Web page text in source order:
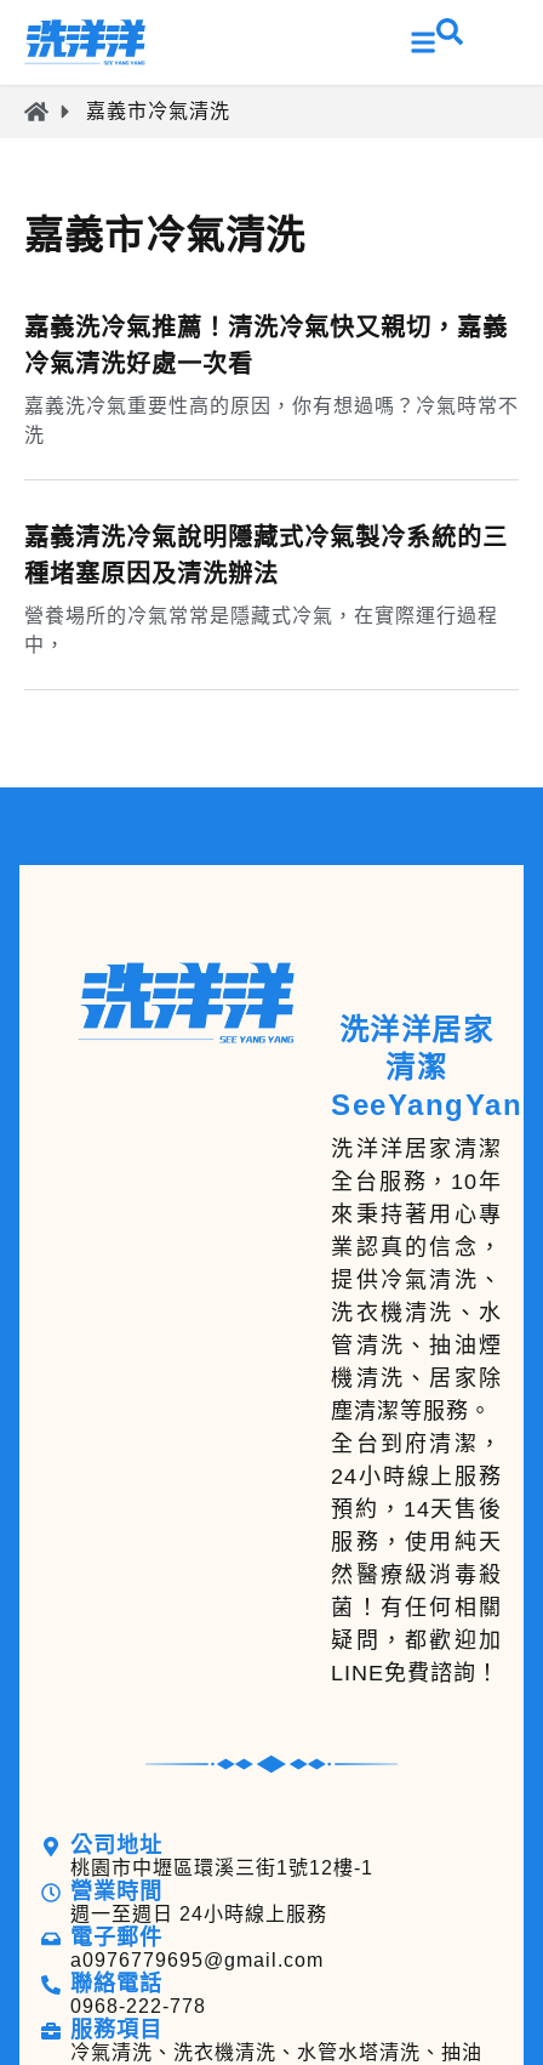
嘉義市冷氣清洗
嘉義市冷氣清洗
嘉義洗冷氣推薦！清洗冷氣快又親切，嘉義
冷氣清洗好處一次看
嘉義洗冷氣重要性高的原因，你有想過嗎？冷氣時常不
洗
嘉義清洗冷氣說明隱藏式冷氣製冷系統的三
種堵塞原因及清洗辦法
營養場所的冷氣常常是隱藏式冷氣，在實際運行過程
中，
洗洋洋居家
清潔
SeeYangYang
洗洋洋居家清潔
全台服務，10年
來秉持著用心專
業認真的信念，
提供冷氣清洗、
洗衣機清洗、水
管清洗、抽油煙
機清洗、居家除
塵清潔等服務。
全台到府清潔，
24小時線上服務
預約，14天售後
服務，使用純天
然醫療級消毒殺
菌！有任何相關
疑問，都歡迎加
LINE免費諮詢！
公司地址
桃園市中壢區環溪三街1號12樓-1
營業時間
週一至週日 24小時線上服務
電子郵件
a0976779695@gmail.com
聯絡電話
0968-222-778
服務項目
冷氣清洗、洗衣機清洗、水管水塔清洗、抽油